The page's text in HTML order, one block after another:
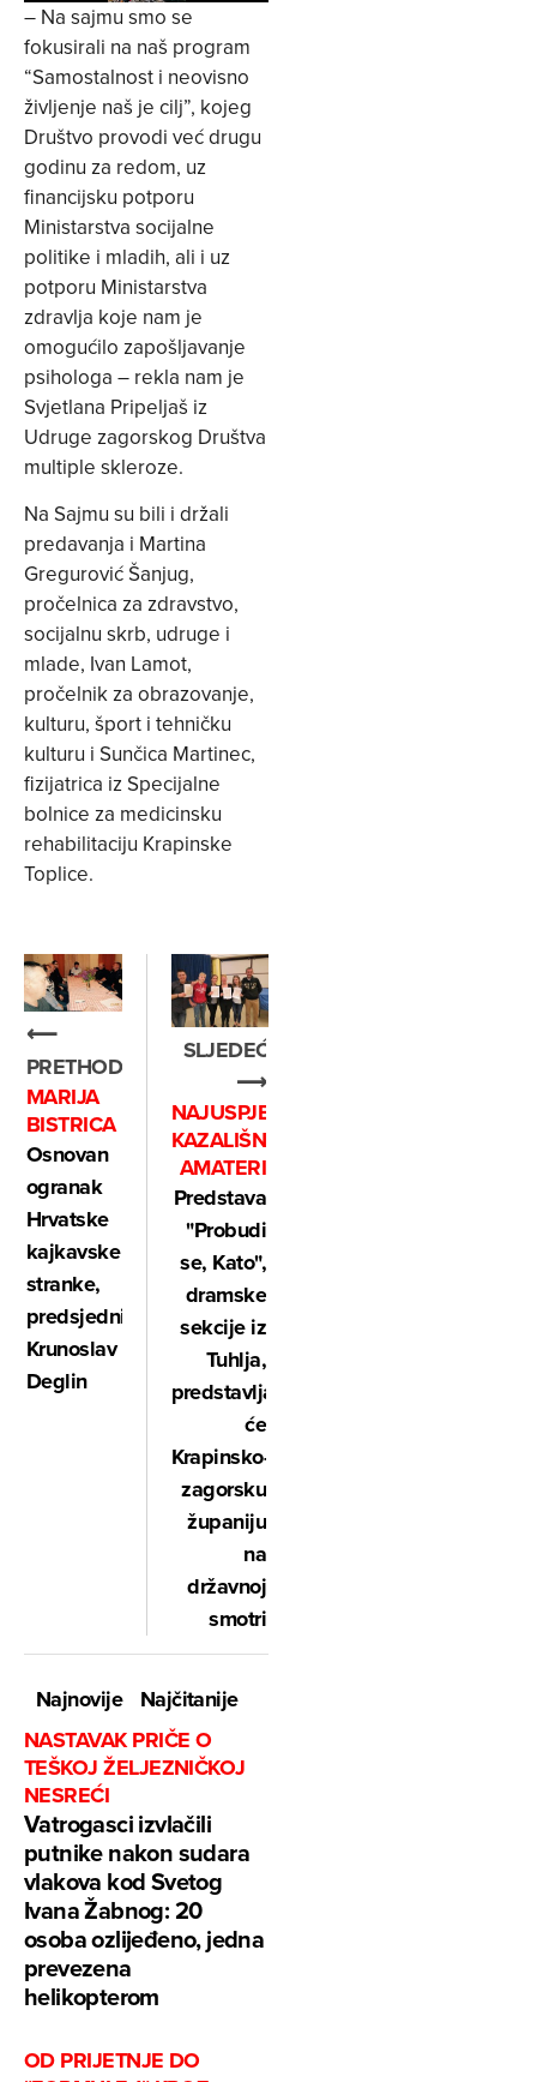
– Na sajmu smo se
fokusirali na naš program
“Samostalnost i neovisno
življenje naš je cilj”, kojeg
Društvo provodi već drugu
godinu za redom, uz
financijsku potporu
Ministarstva socijalne
politike i mladih, ali i uz
potporu Ministarstva
zdravlja koje nam je
omogućilo zapošljavanje
psihologa – rekla nam je
Svjetlana Pripeljaš iz
Udruge zagorskog Društva
multiple skleroze.
Na Sajmu su bili i držali
predavanja i Martina
Gregurović Šanjug,
pročelnica za zdravstvo,
socijalnu skrb, udruge i
mlade, Ivan Lamot,
pročelnik za obrazovanje,
kulturu, šport i tehničku
kulturu i Sunčica Martinec,
fizijatrica iz Specijalne
bolnice za medicinsku
rehabilitaciju Krapinske
Toplice.
⟵
PRETHODNO
MARIJA
BISTRICA
Osnovan
ogranak
Hrvatske
kajkavske
stranke,
predsjednik
Krunoslav
Deglin
SLJEDEĆE
⟶
NAJUSPJEŠNIJI
KAZALIŠNI
AMATERI
Predstava
"Probudi
se, Kato",
dramske
sekcije iz
Tuhlja,
predstavljat
će
Krapinsko-
zagorsku
županiju
na
državnoj
smotri
Najnovije
Najčitanije
NASTAVAK PRIČE O
TEŠKOJ ŽELJEZNIČKOJ
NESREĆI
Vatrogasci izvlačili
putnike nakon sudara
vlakova kod Svetog
Ivana Žabnog: 20
osoba ozlijeđeno, jedna
prevezena
helikopterom
OD PRIJETNJE DO